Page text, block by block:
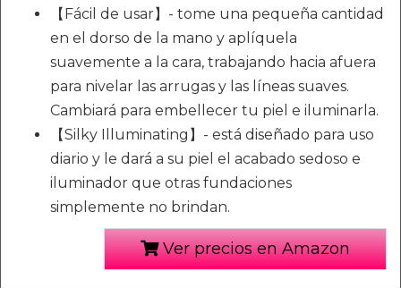
【Fácil de usar】- tome una pequeña cantidad
en el dorso de la mano y aplíquela
suavemente a la cara, trabajando hacia afuera
para nivelar las arrugas y las líneas suaves.
Cambiará para embellecer tu piel e iluminarla.
【Silky Illuminating】- está diseñado para uso
diario y le dará a su piel el acabado sedoso e
iluminador que otras fundaciones
simplemente no brindan.
Ver precios en Amazon